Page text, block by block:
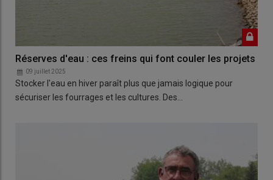
Réserves d'eau : ces freins qui font couler les projets
09 juillet 2025
Stocker l'eau en hiver paraît plus que jamais logique pour
sécuriser les fourrages et les cultures. Des…